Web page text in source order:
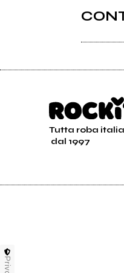
2010
Tutta roba
dal 1997